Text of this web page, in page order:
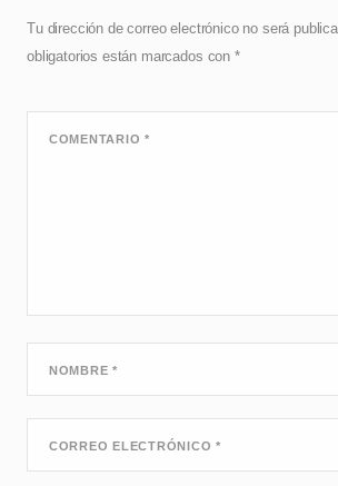
Tu dirección de correo electrónico no será
obligatorios están marcados con *
COMENTARIO*
NOMBRE*
CORREO ELECTRÓNICO*